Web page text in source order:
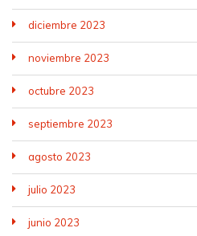
diciembre 2023
noviembre 2023
octubre 2023
septiembre 2023
agosto 2023
julio 2023
junio 2023